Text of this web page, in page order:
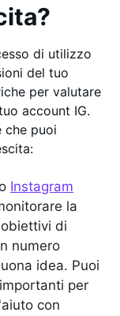
di utilizzo
del tuo
per valutare
account IG.
che puoi
Instagram
la
di
numero
idea. Puoi
per
con